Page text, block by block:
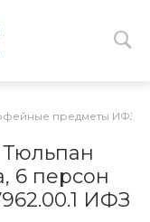
предметы ИФЗ
6 персон
ИФЗ